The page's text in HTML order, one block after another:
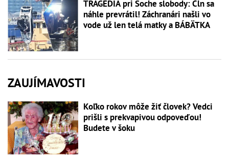
TRAGÉDIA pri Soche slobody: Čln sa
náhle prevrátil! Záchranári našli vo
vode už len telá matky a BÁBÄTKA
ZAUJÍMAVOSTI
Koľko rokov môže žiť človek? Vedci
prišli s prekvapivou odpoveďou!
Budete v šoku